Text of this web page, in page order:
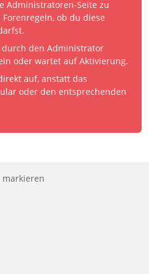
Administratoren-Seite zu
ob du diese
durch den Administrator
oder wartet auf Aktivierung.
auf, anstatt das
oder den entsprechenden
markieren